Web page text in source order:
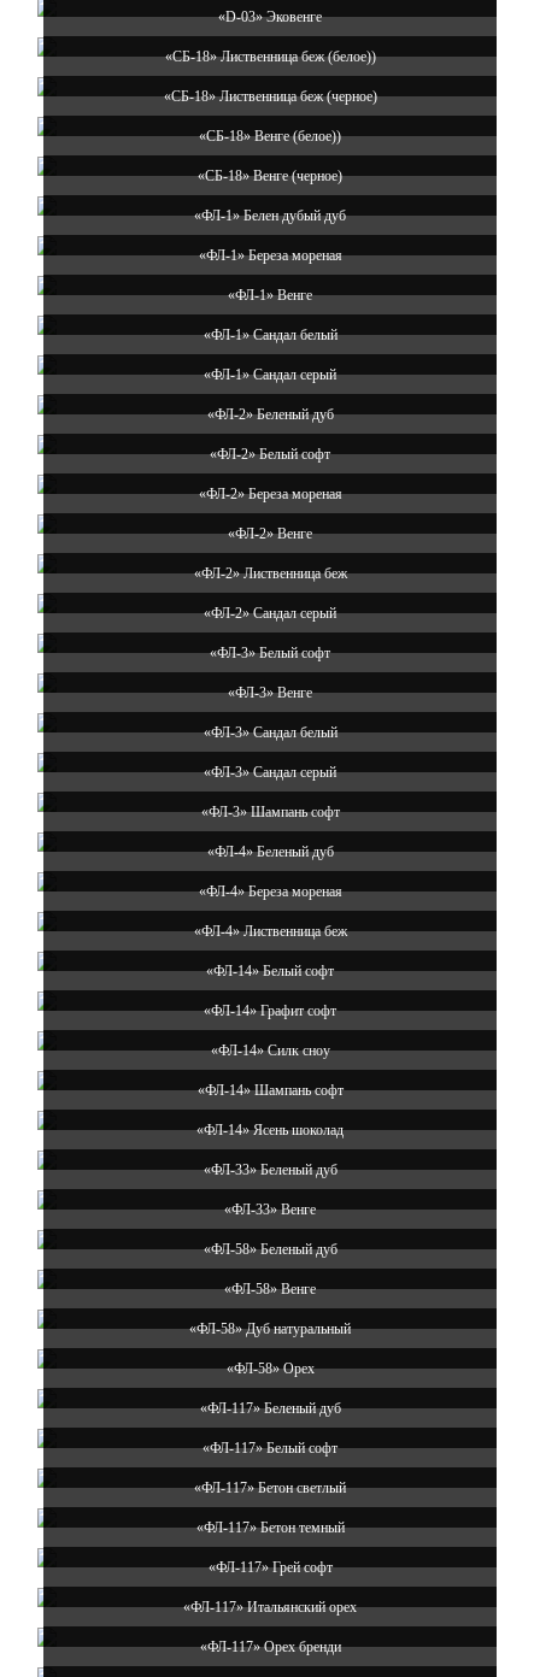
«D-03» Эковенге
«СБ-18» Лиственница беж (белое))
«СБ-18» Лиственница беж (черное)
«СБ-18» Венге (белое))
«СБ-18» Венге (черное)
«ФЛ-1» Белен дубый дуб
«ФЛ-1» Береза мореная
«ФЛ-1» Венге
«ФЛ-1» Сандал белый
«ФЛ-1» Сандал серый
«ФЛ-2» Беленый дуб
«ФЛ-2» Белый софт
«ФЛ-2» Береза мореная
«ФЛ-2» Венге
«ФЛ-2» Лиственница беж
«ФЛ-2» Сандал серый
«ФЛ-3» Белый софт
«ФЛ-3» Венге
«ФЛ-3» Сандал белый
«ФЛ-3» Сандал серый
«ФЛ-3» Шампань софт
«ФЛ-4» Беленый дуб
«ФЛ-4» Береза мореная
«ФЛ-4» Лиственница беж
«ФЛ-14» Белый софт
«ФЛ-14» Графит софт
«ФЛ-14» Силк сноу
«ФЛ-14» Шампань софт
«ФЛ-14» Ясень шоколад
«ФЛ-33» Беленый дуб
«ФЛ-33» Венге
«ФЛ-58» Беленый дуб
«ФЛ-58» Венге
«ФЛ-58» Дуб натуральный
«ФЛ-58» Орех
«ФЛ-117» Беленый дуб
«ФЛ-117» Белый софт
«ФЛ-117» Бетон светлый
«ФЛ-117» Бетон темный
«ФЛ-117» Грей софт
«ФЛ-117» Итальянский орех
«ФЛ-117» Орех бренди